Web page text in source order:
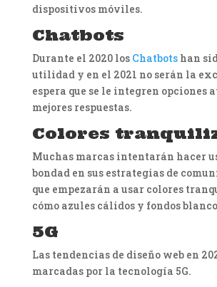
dispositivos móviles.
Chatbots
Durante el 2020 los Chatbotshan
utilidad y en el 2021 no serán la
espera que se le integren opciones
mejores respuestas.
Colores
Muchas marcas intentarán hacer
bondad en sus estrategias de
que empezarán a usar colores
cómo azules cálidos y fondos
5G
Las tendencias de diseño web en
marcadas por la tecnología 5G.